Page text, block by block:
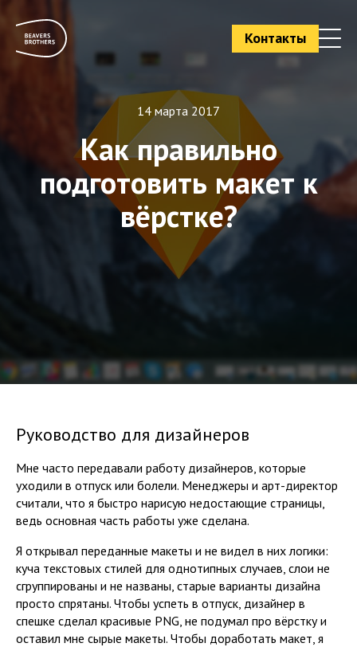
Контакты
14 марта 2017
Как правильно
подготовить макет к
вёрстке?
Руководство для дизайнеров
Мне часто передавали работу дизайнеров, которые
уходили в отпуск или болели. Менеджеры и арт-директор
считали, что я быстро нарисую недостающие страницы,
ведь основная часть работы уже сделана.
Я открывал переданные макеты и не видел в них логики:
куча текстовых стилей для однотипных случаев, слои не
сгруппированы и не названы, старые варианты дизайна
просто спрятаны. Чтобы успеть в отпуск, дизайнер в
спешке сделал красивые PNG, не подумал про вёрстку и
оставил мне сырые макеты. Чтобы доработать макет, я